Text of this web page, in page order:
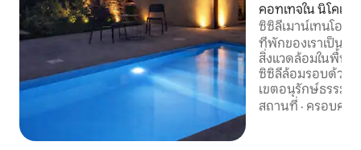
คอทเทจใน นิโคเซีย
ซิซิลีเมาน์เทนโอเ
W.)
ที่พักของเราเป็นโ
สิ่งแวดล้อมในพื้น
ซิซิลีล้อมรอบด้วยภู
เขตอนุรักษ์ธรรมช
ฝันห่างไกลจากฝูง
สถานที่ · ครอบครัว